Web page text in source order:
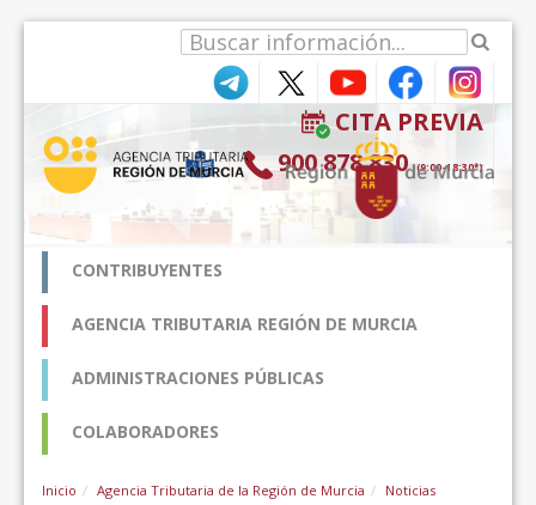
CITA PREVIA
900 878 830 (9:00-18:30*)
CONTRIBUYENTES
AGENCIA TRIBUTARIA REGIÓN DE MURCIA
ADMINISTRACIONES PÚBLICAS
COLABORADORES
Inicio Agencia Tributaria de la Región de Murcia
Noticias